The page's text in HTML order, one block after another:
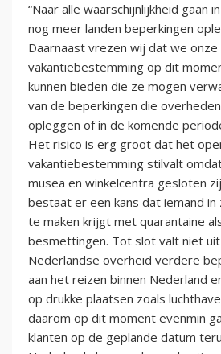
“Naar alle waarschijnlijkheid gaan
nog meer landen beperkingen
Daarnaast vrezen wij dat we onze
vakantiebestemming op dit
kunnen bieden die ze mogen
van de beperkingen die
opleggen of in de komende
Het risico is erg groot dat het
vakantiebestemming stilvalt
musea en winkelcentra gesloten
bestaat er een kans dat iemand in
te maken krijgt met quarantaine
besmettingen. Tot slot valt niet
Nederlandse overheid verdere
aan het reizen binnen Nederland
op drukke plaatsen zoals
daarom op dit moment evenmin
klanten op de geplande datum